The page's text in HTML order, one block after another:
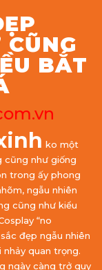
CŨNG
BẮT
ko một
cũng như giống
trong ấy phong
ngẫu nhiên
cũng như kiểu
“no
đẹp ngẫu nhiên
nhảy quan trọng.
ngày càng trở quy